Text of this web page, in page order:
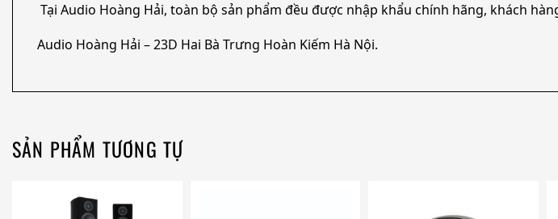
Tại Audio Hoàng Hải, toàn bộ sản phẩm đều được nhập khẩu chính hãng, khách
Audio Hoàng Hải – 23D Hai Bà Trưng Hoàn Kiếm Hà Nội.
SẢN PHẨM TƯƠNG TỰ